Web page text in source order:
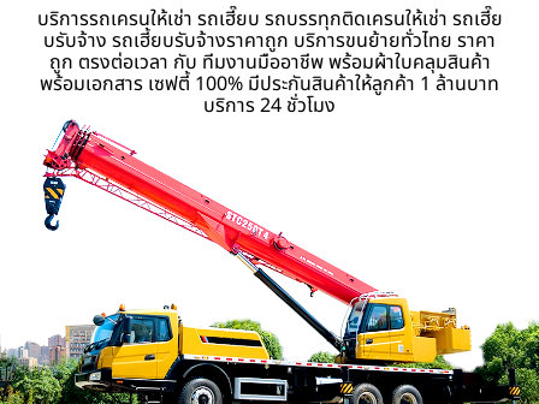
บริการรถเครนให้เช่า รถเฮี๊ยบ รถบรรทุกติดเครนให้เช่า รถเฮี๊ย
บรับจ้าง รถเฮี้ยบรับจ้างราคาถูก บริการขนย้ายทั่วไทย ราคา
ถูก ตรงต่อเวลา กับ ทีมงานมืออาชีพ พร้อมผ้าใบคลุมสินค้า
พร้อมเอกสาร เซฟตี้ 100% มีประกันสินค้าให้ลูกค้า 1 ล้านบาท
บริการ 24 ชั่วโมง